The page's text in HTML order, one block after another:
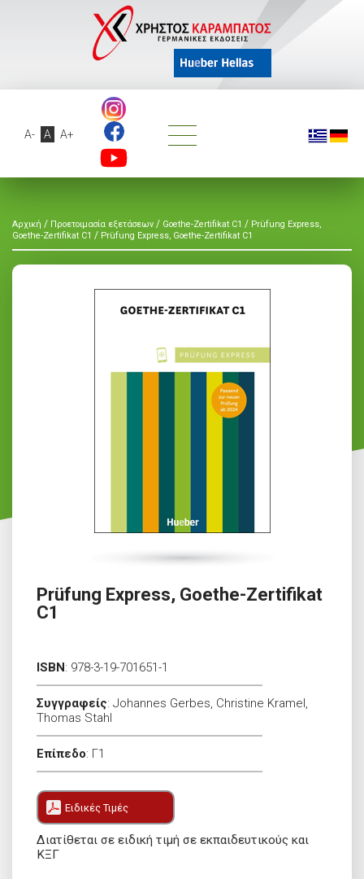
A- A A+
Αρχική / Προετοιμασία εξετάσεων / Goethe-Zertifikat C1 / Prüfung Express,
Goethe-Zertifikat C1 / Prüfung Express, Goethe-Zertifikat C1
Prüfung Express, Goethe-Zertifikat
C1
ISBN: 978-3-19-701651-1
Συγγραφείς: Johannes Gerbes, Christine Kramel,
Thomas Stahl
Επίπεδο: Γ1
Ειδικές Τιμές
Διατίθεται σε ειδική τιμή σε εκπαιδευτικούς και
ΚΞΓ